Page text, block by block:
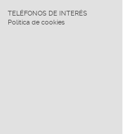
TELÉFONOS DE INTERÉS
Política de cookies